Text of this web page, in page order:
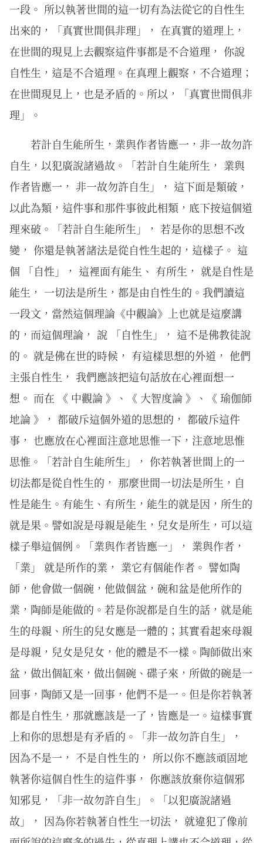
一段。 所以執著世間的這一切有為法從它的自性生
出來的，「真實世間俱非理」， 在真實的道理上，
在世間的現見上去觀察這件事都是不合道理， 你說
自性生，這是不合道理。在真理上觀察，不合道理；
在世間現見上，也是矛盾的。所以，「真實世間俱非
理」。
若計⾃⽣能所⽣，業與作者皆應⼀，⾮⼀故勿許
⾃⽣，以犯廣說諸過故。「若計自生能所生， 業與
作者皆應一， 非一故勿許自生」， 這下面是類破，
以此為類，這件事和那件事彼此相類，底下按這個道
理來破。「若計自生能所生」， 若是你的思想不改
變， 你還是執著諸法是從自性生起的，這樣子。 這
個 「自性」， 這裡面有能生、 有所生， 就是自性是
能生， 一切法是所生，都是由自性生的。我們讀這
一段文，當然這個理論《中觀論》上也就是這麼講
的，而這個理論， 說 「自性生」， 這不是佛教徒說
的。 就是佛在世的時候， 有這樣思想的外道， 他們
主張自性生， 我們應該把這句話放在心裡面想一
想。 而在 《 中觀論 》、《 大智度論 》、《 瑜伽師
地論 》， 都破斥這個外道的思想的， 都破斥這件
事， 也應放在心裡面注意地思惟一下，注意地思惟
思惟。「若計自生能所生」， 你若執著世間上的一
切法都是從自性生的， 那麼世間一切法是所生，自
性是能生。有能生、有所生，能生的就是因，所生的
就是果。譬如說是母親是能生，兒女是所生，可以這
樣子舉這個例。「業與作者皆應一」， 業與作者，
「業」 就是所作的業， 業它有個能作者。 譬如陶
師，他會做一個碗，他做個盆，碗和盆是他所作的
業，陶師是能做的。若是你說都是自生的話，就是能
生的母親、所生的兒女應是一體的；其實看起來母親
是母親，兒女是兒女，他的體是不一樣。陶師做出來
盆，做出個缸來，做出個碗、碟子來，所做的碗是一
回事，陶師又是一回事，他們不是一。但是你若執著
都是自性生，那就應該是一了，皆應是一。這樣事實
上和你的思想是有矛盾的。「非一故勿許自生」，
因為不是一， 不是自性生的， 所以你不應該頑固地
執著你這個自性生的這件事， 你應該放棄你這個邪
知邪見，「非一故勿許自生」。「以犯廣說諸過
故」， 因為你若執著自性生一切法， 就違犯了像前